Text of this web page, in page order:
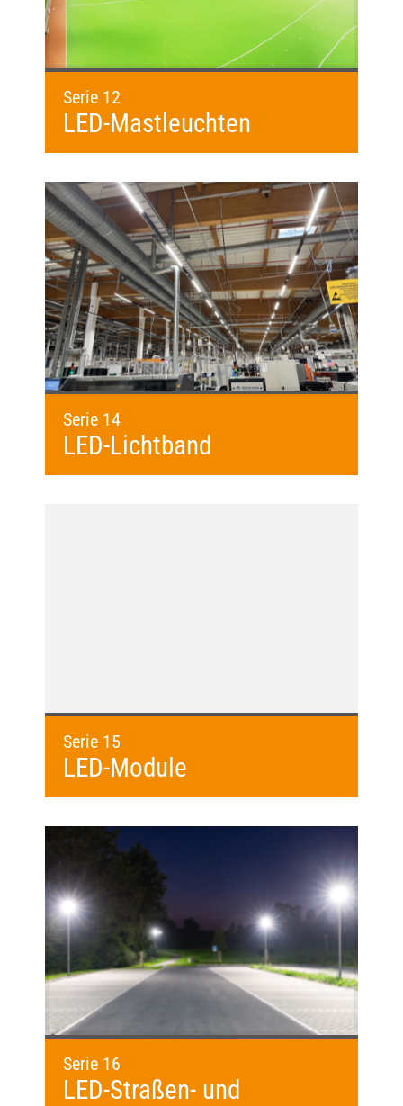
Serie 12
LED-Mastleuchten
Serie 14
LED-Lichtband
Serie 15
LED-Module
Serie 16
LED-Straßen- und